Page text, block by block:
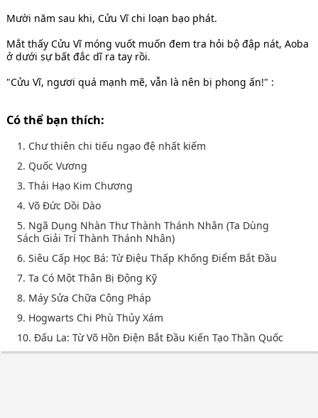
Mười năm sau khi, Cửu Vĩ chi loạn bạo phát.
Mắt thấy Cửu Vĩ móng vuốt muốn đem tra hỏi bộ đập nát, Aoba
ở dưới sự bất đắc dĩ ra tay rồi.
"Cửu Vĩ, ngươi quá mạnh mẽ, vẫn là nên bị phong ấn!" :
Có thể bạn thích:
1. Chư thiên chi tiếu ngạo đệ nhất kiếm
2. Quốc Vương
3. Thái Hạo Kim Chương
4. Võ Đức Dồi Dào
5. Ngã Dụng Nhàn Thư Thành Thánh Nhân (Ta Dùng
Sách Giải Trí Thành Thánh Nhân)
6. Siêu Cấp Học Bá: Từ Điệu Thấp Khống Điểm Bắt Đầu
7. Ta Có Một Thân Bị Động Kỹ
8. Máy Sửa Chữa Công Pháp
9. Hogwarts Chi Phù Thủy Xám
10. Đấu La: Từ Võ Hồn Điện Bắt Đầu Kiến Tạo Thần Quốc